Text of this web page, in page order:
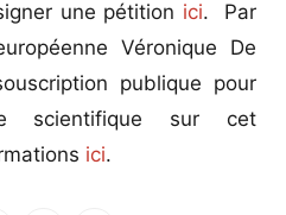
une pétition ici. Par
Véronique De
publique pour
scientifique sur cet
ici.